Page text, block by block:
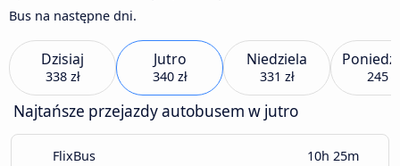
Bus na następne dni.
Dzisiaj
338 zł
Jutro
340 zł
Niedziela
331 zł 245
Najtańsze przejazdy autobusem w jutro
FlixBus 10h 25m